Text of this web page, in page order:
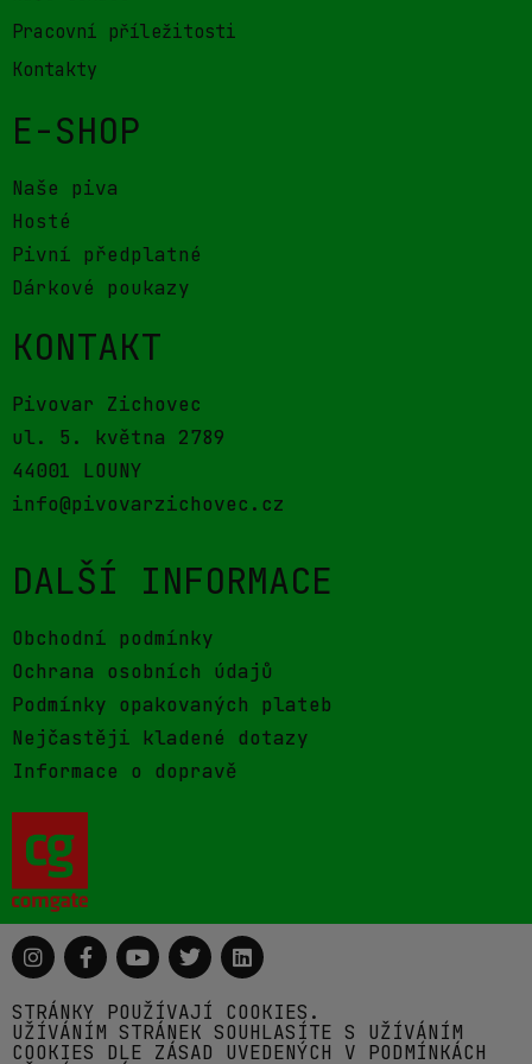
Pracovní příležitosti
Kontakty
E-SHOP
Naše piva
Hosté
Pivní předplatné
Dárkové poukazy
KONTAKT
Pivovar Zichovec
ul. 5. května 2789
44001 LOUNY
info@pivovarzichovec.cz
DALŠÍ INFORMACE
Obchodní podmínky
Ochrana osobních údajů
Podmínky opakovaných plateb
Nejčastěji kladené dotazy
Informace o dopravě
STRÁNKY POUŽÍVAJÍ COOKIES.
UŽÍVÁNÍM STRÁNEK SOUHLASÍTE S UŽÍVÁNÍM
COOKIES DLE ZÁSAD UVEDENÝCH V PODMÍNKÁCH